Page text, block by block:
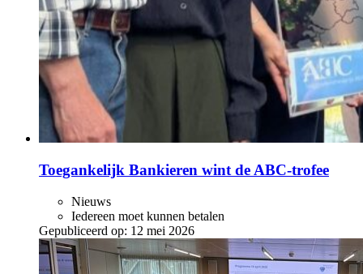
Toegankelijk Bankieren wint de ABC‑trofee
Nieuws
Iedereen moet kunnen betalen
Gepubliceerd op: 12 mei 2026